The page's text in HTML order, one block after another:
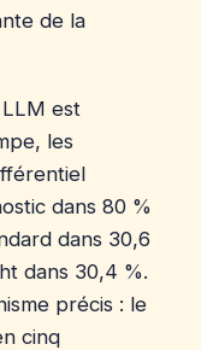
de la
est
les
dans 80 %
dans 30,6
dans 30,4 %.
précis : le
cinq